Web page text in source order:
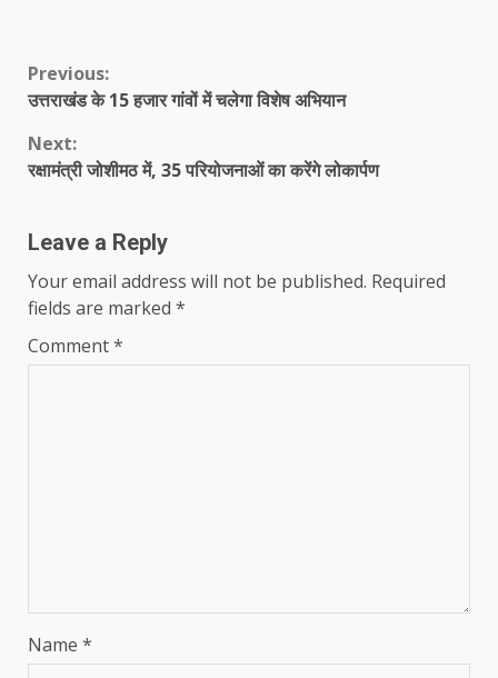
Continue
Previous:
उत्तराखंड के 15 हजार गांवों में चलेगा विशेष अभियान
Next:
रक्षामंत्री जोशीमठ में, 35 परियोजनाओं का करेंगे लोकार्पण
Leave a Reply
Your email address will not be published. Required
fields are marked *
Comment*
Name *